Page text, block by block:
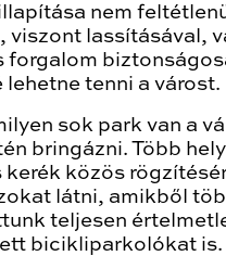
nem
lassításával,
forgalom
tenni a várost.
sok park van a
bringázni. Több
kerék közös
látni, amikből
teljesen
bicikliparkolókat is.